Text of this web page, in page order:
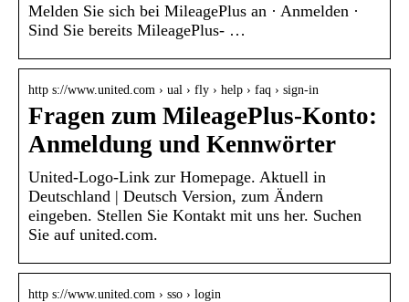
Melden Sie sich bei MileagePlus an · Anmelden ·
Sind Sie bereits MileagePlus- …
http s://www.united.com › ual › fly › help › faq › sign-in
Fragen zum MileagePlus-Konto:
Anmeldung und Kennwörter
United-Logo-Link zur Homepage. Aktuell in
Deutschland | Deutsch Version, zum Ändern
eingeben. Stellen Sie Kontakt mit uns her. Suchen
Sie auf united.com.
http s://www.united.com › sso › login